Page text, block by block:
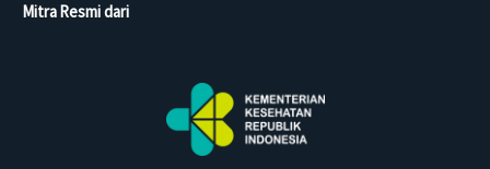
Mitra Resmi dari